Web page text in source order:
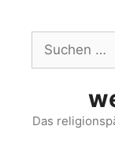
Das